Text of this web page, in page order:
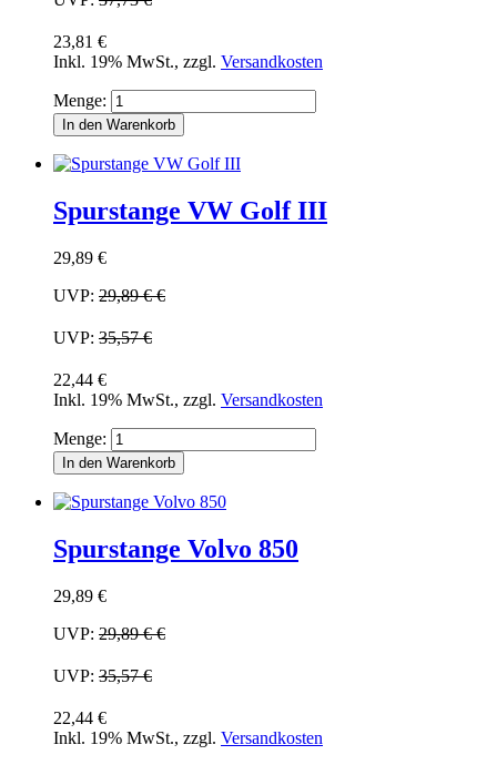
23,81 €
Inkl. 19% MwSt., zzgl. Versandkosten
Menge:
In den Warenkorb
Spurstange VW Golf III
29,89 €
UVP: 29,89 €€
UVP: 35,57 €
22,44 €
Inkl. 19% MwSt., zzgl. Versandkosten
Menge:
In den Warenkorb
Spurstange Volvo 850
29,89 €
UVP: 29,89 €€
UVP: 35,57 €
22,44 €
Inkl. 19% MwSt., zzgl. Versandkosten